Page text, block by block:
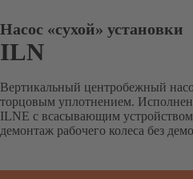
Насос «сухой» установки
ILN
Вертикальный центробежный
торцовым уплотнением.
ILNE с всасывающим
демонтаж рабочего колеса без